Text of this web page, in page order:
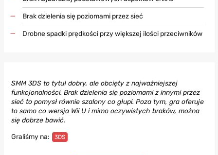
Brak dzielenia się poziomami przez sieć
Drobne spadki prędkości przy większej ilości przeciwników
SMM 3DS to tytuł dobry, ale obcięty z najważniejszej
funkcjonalności. Brak dzielenia się poziomami z innymi przez
sieć to pomysł równie szalony co głupi. Poza tym, gra oferuje
to samo co wersja Wii U i mimo oczywistych braków, można
się dobrze bawić.
Graliśmy na:
3DS